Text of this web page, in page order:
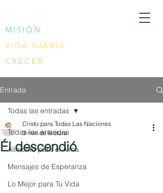
MISIÓN
VIDA DIARIA
CRECER
Entrada
Todas las entradas
Alimento para el Alma
Mensajes de Esperanza
Lo Mejor para Tu Vida
Todas las entradas
Él descendió
Cristo para Todas Las Naciones
3 min de lectura